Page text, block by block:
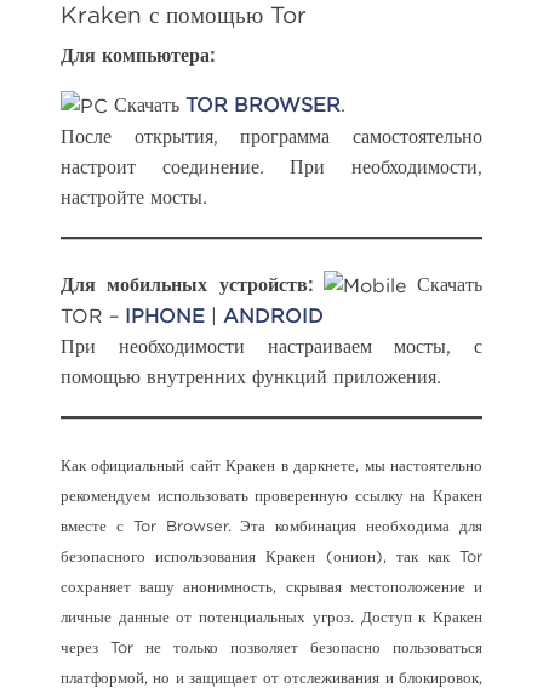
Kraken с помощью Tor
Для компьютера:
Скачать TOR BROWSER
После открытия, программа самостоятельно
настроит соединение. При необходимости,
настройте мосты.
Для мобильных устройств:
Скачать
TOR – IPHONE | ANDROID
При необходимости настраиваем мосты, с
помощью внутренних функций приложения.
Как официальный сайт Кракен в даркнете, мы настоятельно
рекомендуем использовать проверенную ссылку на Кракен
вместе с Tor Browser. Эта комбинация необходима для
безопасного использования Кракен (онион), так как Tor
сохраняет вашу анонимность, скрывая местоположение и
личные данные от потенциальных угроз. Доступ к Кракен
через Tor не только позволяет безопасно пользоваться
платформой, но и защищает от отслеживания и блокировок,